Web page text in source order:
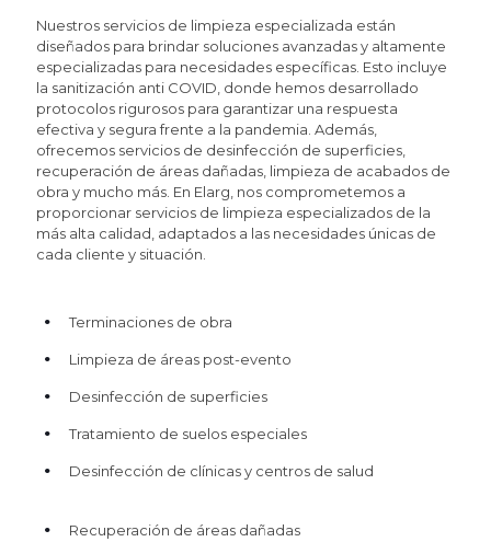
Nuestros servicios de limpieza especializada están
diseñados para brindar soluciones avanzadas y altamente
especializadas para necesidades específicas. Esto incluye
la sanitización anti COVID, donde hemos desarrollado
protocolos rigurosos para garantizar una respuesta
efectiva y segura frente a la pandemia. Además,
ofrecemos servicios de desinfección de superficies,
recuperación de áreas dañadas, limpieza de acabados de
obra y mucho más. En Elarg, nos comprometemos a
proporcionar servicios de limpieza especializados de la
más alta calidad, adaptados a las necesidades únicas de
cada cliente y situación.
Terminaciones de obra
Limpieza de áreas post-evento
Desinfección de superficies
Tratamiento de suelos especiales
Desinfección de clínicas y centros de salud
Recuperación de áreas dañadas